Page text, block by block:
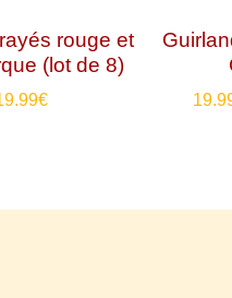
rouge et
(lot de 8)
€